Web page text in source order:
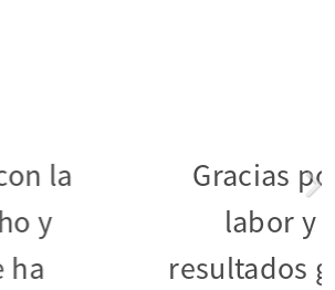
la excelente labor
resultados
todo el equipo de